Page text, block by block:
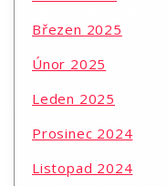
Březen 2025
Únor 2025
Leden 2025
Prosinec 2024
Listopad 2024